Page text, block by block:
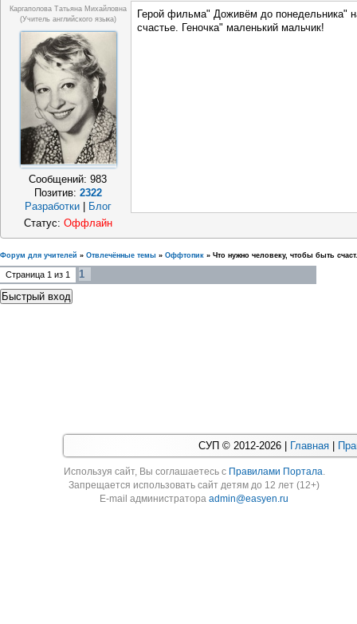
Каргаполова Татьяна Михайловна
(учитель английского языка)
Сообщений:983
Позитив: 2322
Разработки
Блог
Герой фильма" Доживём до понедельника"
счастье. Геночка" маленький мальчик!
Статус: Оффлайн
Форум для учителей » Отвлечённые темы » Оффтопик » Что нужно человеку, чтобы быть
Страница 1 из 1 1
СУП © 2012-2026 | Главная
Используя cайт, Вы соглашаетесь с Правилами Портала.
Запрещается использовать сайт детям до 12 лет (12+)
E-mail администратораadmin@easyen.ru